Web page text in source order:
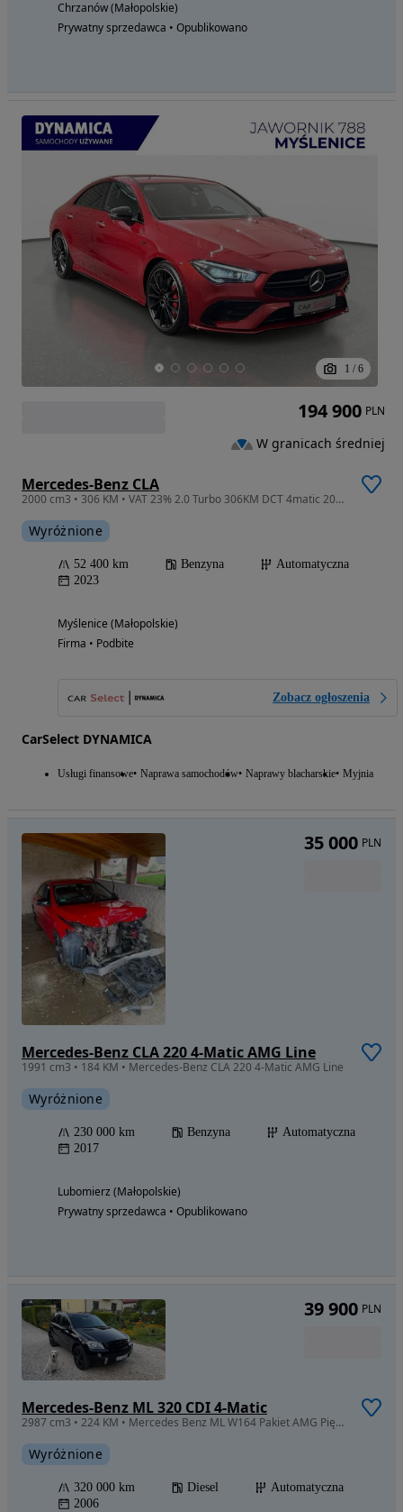
Chrzanów (Małopolskie)
Prywatny sprzedawca • Opublikowano
1 / 6
Mercedes-Benz CLA
2000 cm3 • 306 KM • VAT 23% 2.0 Turbo 306KM DCT 4matic 2023 r., salon PL, serwisowany
Wyróżnione
52 400 km Benzyna
Automatyczna
2023
Myślenice (Małopolskie)
Firma • Podbite
Zobacz ogłoszenia
CarSelect DYNAMICA
Usługi finansowe Naprawa samochodów Naprawy blacharskie Myjnia
194 900 PLN
W granicach średniej
Mercedes-Benz CLA 220 4-Matic AMG Line
1991 cm3 • 184 KM • Mercedes-Benz CLA 220 4-Matic AMG Line
Wyróżnione
230 000 km Benzyna
Automatyczna
2017
Lubomierz (Małopolskie)
Prywatny sprzedawca • Opublikowano
35 000 PLN
Mercedes-Benz ML 320 CDI 4-Matic
2987 cm3 • 224 KM • Mercedes Benz ML W164 Pakiet AMG Piękny stan - Księga faktur od 2006r
Wyróżnione
320 000 km Diesel
Automatyczna
2006
39 900 PLN